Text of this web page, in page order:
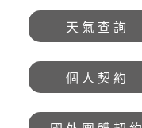
天氣查詢
個人契約